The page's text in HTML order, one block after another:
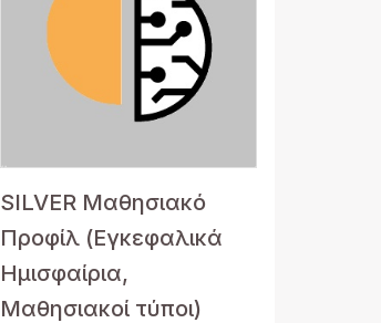
SILVER Μαθησιακό
Προφίλ (Εγκεφαλικά
Ημισφαίρια,
Μαθησιακοί τύποι)